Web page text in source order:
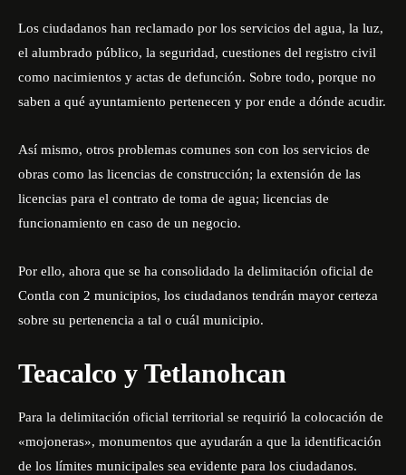
Los ciudadanos han reclamado por los servicios del agua, la luz,
el alumbrado público, la seguridad, cuestiones del registro civil
como nacimientos y actas de defunción. Sobre todo, porque no
saben a qué ayuntamiento pertenecen y por ende a dónde acudir.
Así mismo, otros problemas comunes son con los servicios de
obras como las licencias de construcción; la extensión de las
licencias para el contrato de toma de agua; licencias de
funcionamiento en caso de un negocio.
Por ello, ahora que se ha consolidado la delimitación oficial de
Contla con 2 municipios, los ciudadanos tendrán mayor certeza
sobre su pertenencia a tal o cuál municipio.
Teacalco y Tetlanohcan
Para la delimitación oficial territorial se requirió la colocación de
«mojoneras», monumentos que ayudarán a que la identificación
de los límites municipales sea evidente para los ciudadanos.